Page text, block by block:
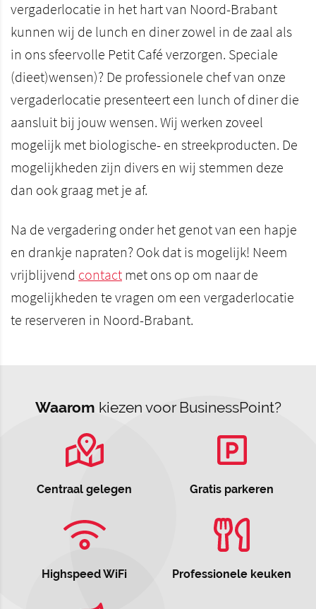
vergaderlocatie in het hart van Noord-Brabant
kunnen wij de lunch en diner zowel in de zaal als
in ons sfeervolle Petit Café verzorgen. Speciale
(dieet)wensen)? De professionele chef van onze
vergaderlocatie presenteert een lunch of diner die
aansluit bij jouw wensen. Wij werken zoveel
mogelijk met biologische- en streekproducten. De
mogelijkheden zijn divers en wij stemmen deze
dan ook graag met je af.
Na de vergadering onder het genot van een hapje
en drankje napraten? Ook dat is mogelijk! Neem
vrijblijvend contact met ons op om naar de
mogelijkheden te vragen om een vergaderlocatie
te reserveren in Noord-Brabant.
Waarom kiezen voor BusinessPoint?
Centraal gelegen Gratis parkeren
Highspeed WiFi Professionele keuken